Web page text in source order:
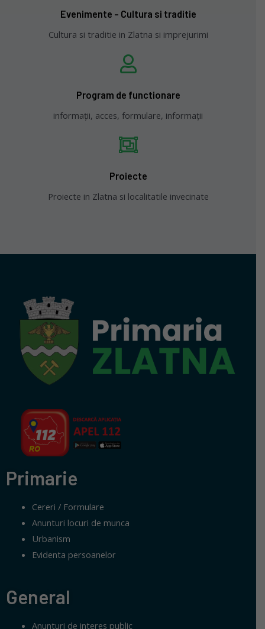
Evenimente - Cultura si traditie
Cultura si traditie in Zlatna si imprejurimi
Program de functionare
informații, acces, formulare, informații
Proiecte
Proiecte in Zlatna si localitatile invecinate
Primarie
Cereri / Formulare
Anunturi locuri de munca
Urbanism
Evidenta persoanelor
General
Anunturi de interes public